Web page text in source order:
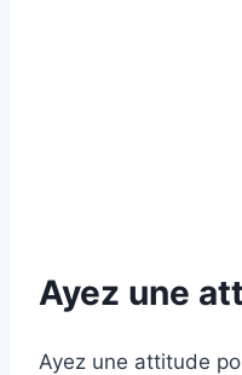
Ayez une
Ayez une attitude